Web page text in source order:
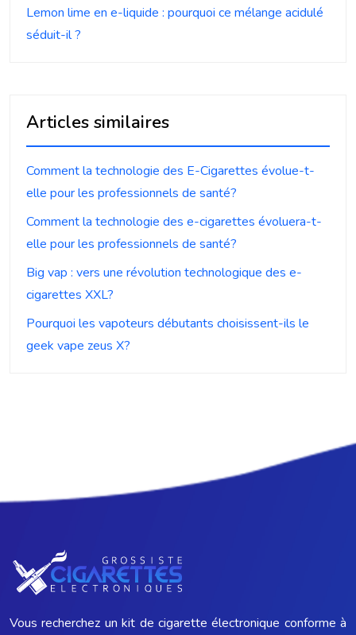
Lemon lime en e-liquide : pourquoi ce mélange acidulé
séduit-il ?
Articles similaires
Comment la technologie des E-Cigarettes évolue-t-
elle pour les professionnels de santé?
Comment la technologie des e-cigarettes évoluera-t-
elle pour les professionnels de santé?
Big vap : vers une révolution technologique des e-
cigarettes XXL?
Pourquoi les vapoteurs débutants choisissent-ils le
geek vape zeus X?
Vous recherchez un kit de cigarette électronique conforme à